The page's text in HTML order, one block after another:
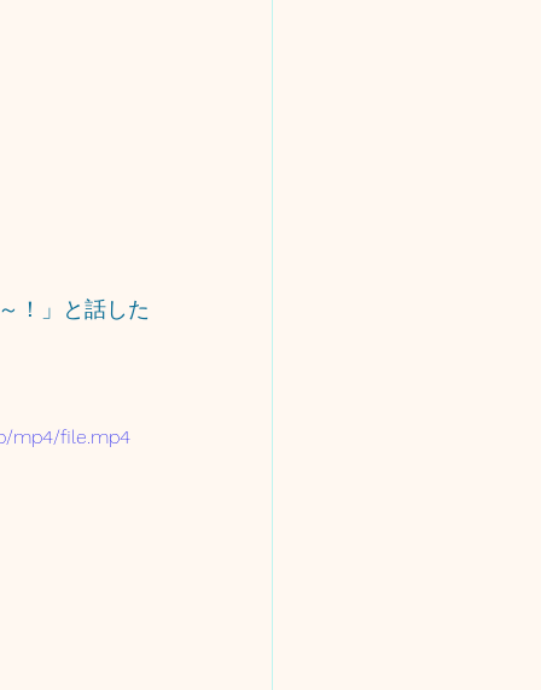
！」と話した
mp4/file.mp4